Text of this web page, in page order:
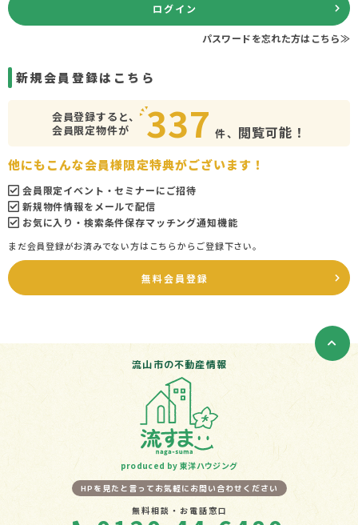
ログイン
パスワードを忘れた方はこちら≫
新規会員登録はこちら
会員登録すると、
会員限定物件が
337 件、 閲覧可能！
他にもこんな会員様限定特典がございます！
会員限定イベント・セミナーにご招待
新規物件情報をメールで配信
お気に入り・検索条件保存マッチング通知機能
まだ会員登録がお済みでない方はこちらからご登録下さい。
無料会員登録
流山市の不動産情報
produced by 東洋ハウジング
HPを見たと言ってお気軽にお問い合わせください
無料相談・お電話窓口